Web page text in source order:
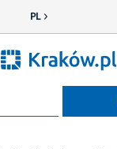
PL